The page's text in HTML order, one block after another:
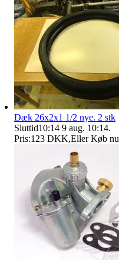
Dæk 26x2x1 1/2 nye. 2 stk
Sluttid10:14 9 aug. 10:14.
Pris:123 DKK,Eller Køb nu